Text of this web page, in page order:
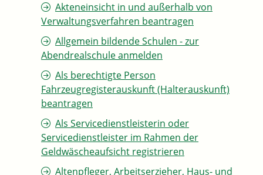
Akteneinsicht in und außerhalb von
Verwaltungsverfahren beantragen
Allgemein bildende Schulen - zur
Abendrealschule anmelden
Als berechtigte Person
Fahrzeugregisterauskunft (Halterauskunft)
beantragen
Als Servicedienstleisterin oder
Servicedienstleister im Rahmen der
Geldwäscheaufsicht registrieren
Altenpfleger, Arbeitserzieher, Haus- und